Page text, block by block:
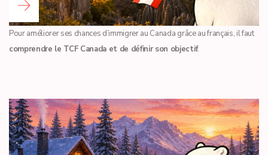
Pour améliorer ses chances d’immigrer au Canada grâce au français, il faut
comprendre le TCF Canada et de définir son objectif.